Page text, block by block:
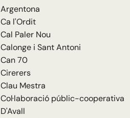
Argentona
Ca l'Ordit
Cal Paler Nou
Calonge i Sant Antoni
Can 70
Cirerers
Clau Mestra
Col·laboració públic-cooperativa
D'Avall